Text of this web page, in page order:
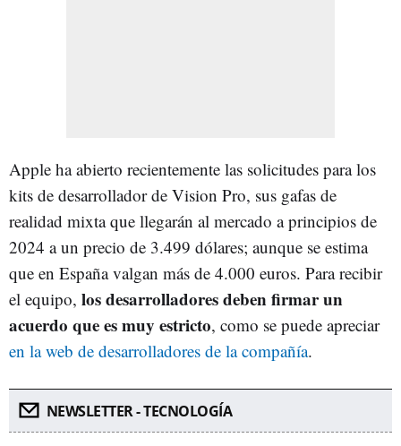
Apple ha abierto recientemente las solicitudes para los
kits de desarrollador de Vision Pro, sus gafas de
realidad mixta que llegarán al mercado a principios de
2024 a un precio de 3.499 dólares; aunque se estima
que en España valgan más de 4.000 euros. Para recibir
el equipo, los desarrolladores deben firmar un
acuerdo que es muy estricto, como se puede apreciar
en la web de desarrolladores de la compañía.
NEWSLETTER - TECNOLOGÍA